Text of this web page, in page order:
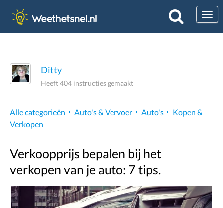
Ditty
Heeft 404 instructies gemaakt
Alle categorieën Auto's & Vervoer Auto's
Kopen &
Verkopen
Verkoopprijs bepalen bij het
verkopen van je auto: 7 tips.